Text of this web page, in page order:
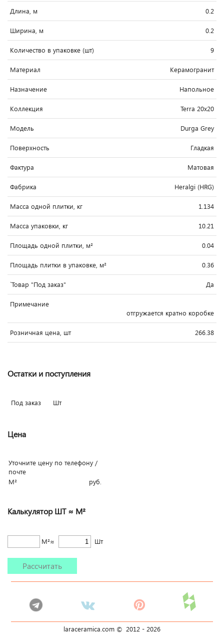
Длина, м 0.2
Ширина, м 0.2
Количество в упаковке (шт) 9
Материал Керамогранит
Назначение Напольное
Коллекция Terra 20x20
Модель Durga Grey
Поверхность Гладкая
Фактура Матовая
Фабрика Heralgi (HRG)
Масса одной плитки, кг 1.134
Масса упаковки, кг 10.21
Площадь одной плитки, м² 0.04
Площадь плитки в упаковке, м² 0.36
`Товар "Под заказ" Да
Примечание
отгружается кратно коробке
Розничная цена, шт 266.38
Остатки и поступления
Под заказ Шт
Цена
Уточните цену по телефону /
почте
М²
руб.
Калькулятор ШТ ≈ М²
М²≈ Шт
Рассчитать
laraceramica.com © 2012 - 2026